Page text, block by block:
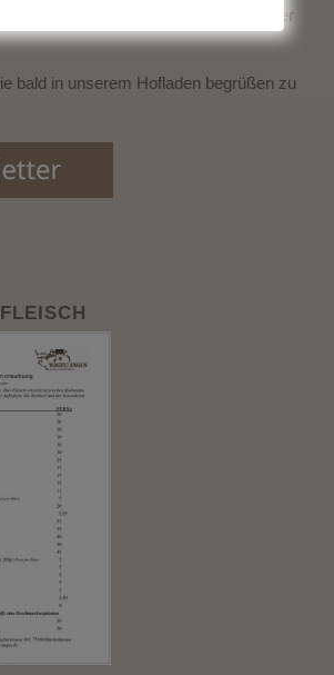
und
melden Sie sich zum Newsletter
bald in unserem Hofladen begrüßen zu